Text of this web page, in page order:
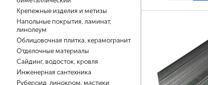
Крепежные изделия и метизы
Напольные покрытия, ламинат,
линолеум
Облицовочная плитка, керамогранит
Отделочные материалы
Сайдинг, водосток, кровля
Инженерная сантехника
Рубероид, линокром, мастики